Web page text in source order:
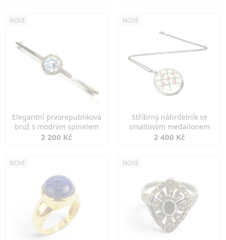
NOVÉ
Elegantní prvorepubliková
brož s modrým spinelem
2 200 Kč
NOVÉ
Stříbrný náhrdelník se
smaltovým medailonem
2 400 Kč
NOVÉ NOVÉ